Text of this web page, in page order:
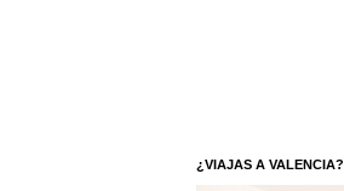
¿VIAJAS A VALENCIA?